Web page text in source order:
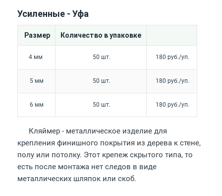
Усиленные - Уфа
Размер Количество в упаковке
4 мм 50 шт. 180 руб./уп.
5 мм 50 шт. 180 руб./уп.
6 мм 50 шт. 180 руб./уп.
Кляймер - металлическое изделие для
крепления финишного покрытия из дерева к стене,
полу или потолку. Этот крепеж скрытого типа, то
есть после монтажа нет следов в виде
металлических шляпок или скоб.